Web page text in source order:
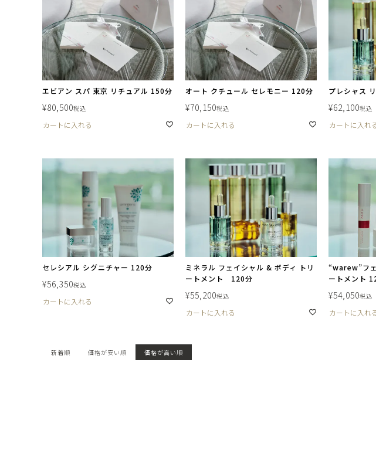
エビアン スパ 東京 リチュアル 150分
¥80,500税込
カートに入れる
オート クチュール セレモニー 120分
¥70,150税込
カートに入れる
プレシャス
¥62,100税込
カートに入れ
セレシアル シグニチャー 120分
¥56,350税込
カートに入れる
ミネラル フェイシャル & ボディ トリ
ートメント 120分
¥55,200税込
カートに入れる
“warew”フ
ートメント
¥54,050税込
カートに入れ
新着順 価格が安い順 価格が高い順